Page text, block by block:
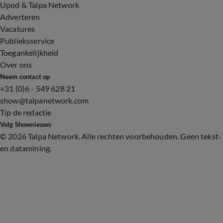
Upod & Talpa Network
Adverteren
Vacatures
Publieksservice
Toegankelijkheid
Over ons
Neem contact op
+31 (0)6 - 549 628 21
show@talpanetwork.com
Tip de redactie
Volg Shownieuws
© 2026 Talpa Network. Alle rechten voorbehouden. Geen tekst-
en datamining.